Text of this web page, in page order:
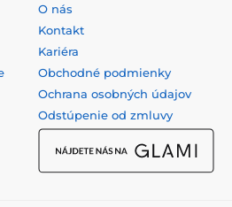
O nás
Kontakt
Kariéra
Obchodné podmienky
Ochrana osobných údajov
Odstúpenie od zmluvy